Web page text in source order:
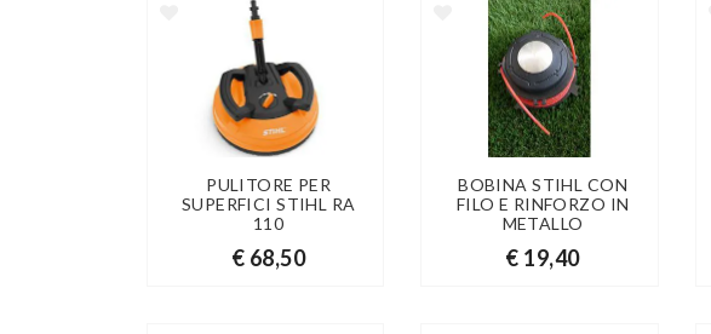
PULITORE PER
SUPERFICI STIHL RA
110
€ 68,50
BOBINA STIHL CON
FILO E RINFORZO IN
METALLO
€ 19,40